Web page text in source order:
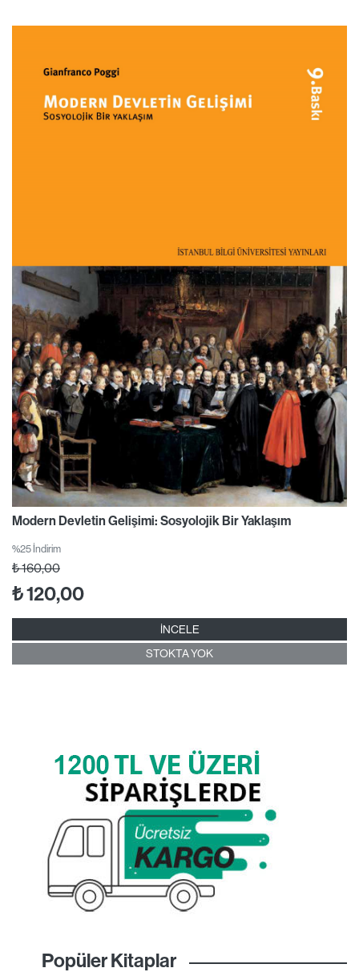
Modern Devletin Gelişimi: Sosyolojik Bir Yaklaşım
%25 İndirim
₺160,00
₺120,00
İNCELE
STOKTA YOK
Popüler Kitaplar